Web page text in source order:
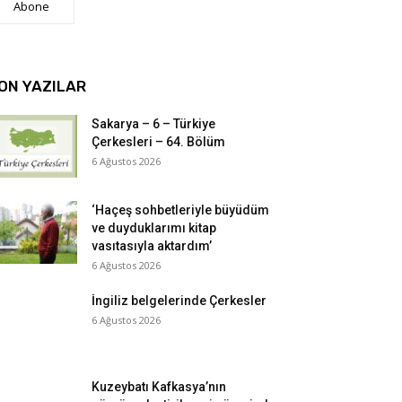
Abone
YAZILAR
Sakarya – 6 – Türkiye
Çerkesleri – 64. Bölüm
6 Ağustos 2026
‘Haçeş sohbetleriyle büyüdüm
ve duyduklarımı kitap
vasıtasıyla aktardım’
6 Ağustos 2026
İngiliz belgelerinde Çerkesler
6 Ağustos 2026
Kuzeybatı Kafkasya’nın